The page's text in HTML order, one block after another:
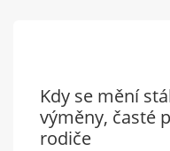
Kdy se mění
výměny, časté
rodiče